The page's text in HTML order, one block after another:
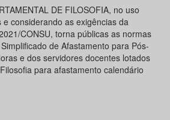
DE FILOSOFIA, no uso
considerando as exigências da
CONSU, torna públicas as normas
de Afastamento para Pós-
e dos servidores docentes lotados
para afastamento calendário